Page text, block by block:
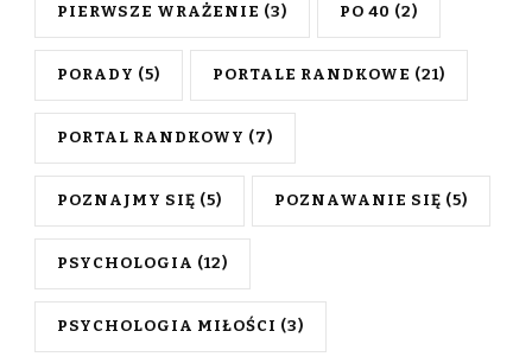
PIERWSZE WRAŻENIE (3) PO 40 (2)
PORADY (5) PORTALE RANDKOWE (21)
PORTAL RANDKOWY (7)
POZNAJMY SIĘ (5) POZNAWANIE SIĘ (5)
PSYCHOLOGIA (12)
PSYCHOLOGIA MIŁOŚCI (3)